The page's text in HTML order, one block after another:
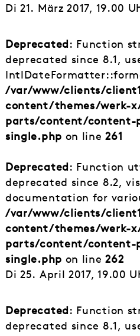
Di 21. März 2017, 19.00
Deprecated: Function
deprecated since 8.1,
/var/www/clients/
content/themes/werk-
parts/content/content-
single.php on line261
Deprecated: Function
deprecated since 8.2,
documentation for
/var/www/clients/
content/themes/werk-
parts/content/content-
single.php on line262
Di 25. April 2017, 19.00
Deprecated: Function
deprecated since 8.1,